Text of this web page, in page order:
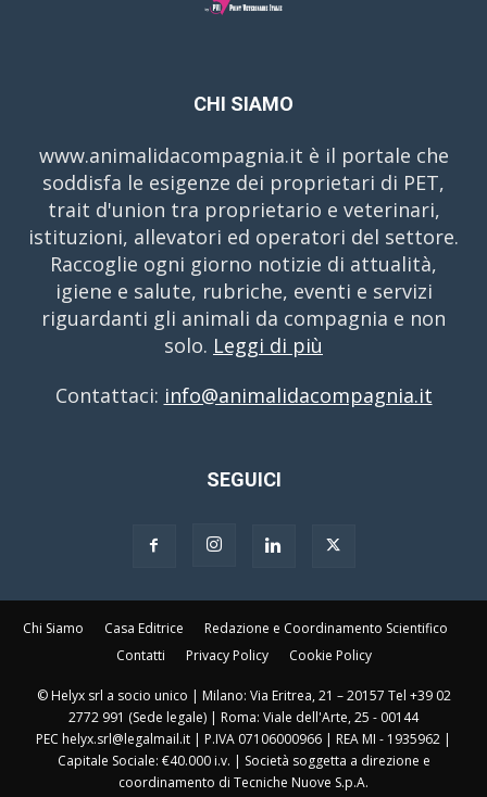
CHI SIAMO
www.animalidacompagnia.it è il portale che
soddisfa le esigenze dei proprietari di PET,
trait d'union tra proprietario e veterinari,
istituzioni, allevatori ed operatori del settore.
Raccoglie ogni giorno notizie di attualità,
igiene e salute, rubriche, eventi e servizi
riguardanti gli animali da compagnia e non
solo. Leggi di più
Contattaci: info@animalidacompagnia.it
SEGUICI
Chi Siamo Casa Editrice
Redazione e Coordinamento Scientifico
Contatti
Privacy Policy Cookie Policy
© Helyx srl a socio unico | Milano: Via Eritrea, 21 – 20157 Tel +39 02
2772 991 (Sede legale) | Roma: Viale dell'Arte, 25 - 00144
PEC helyx.srl@legalmail.it | P.IVA 07106000966 | REA MI - 1935962 |
Capitale Sociale: €40.000 i.v. | Società soggetta a direzione e
coordinamento di Tecniche Nuove S.p.A.